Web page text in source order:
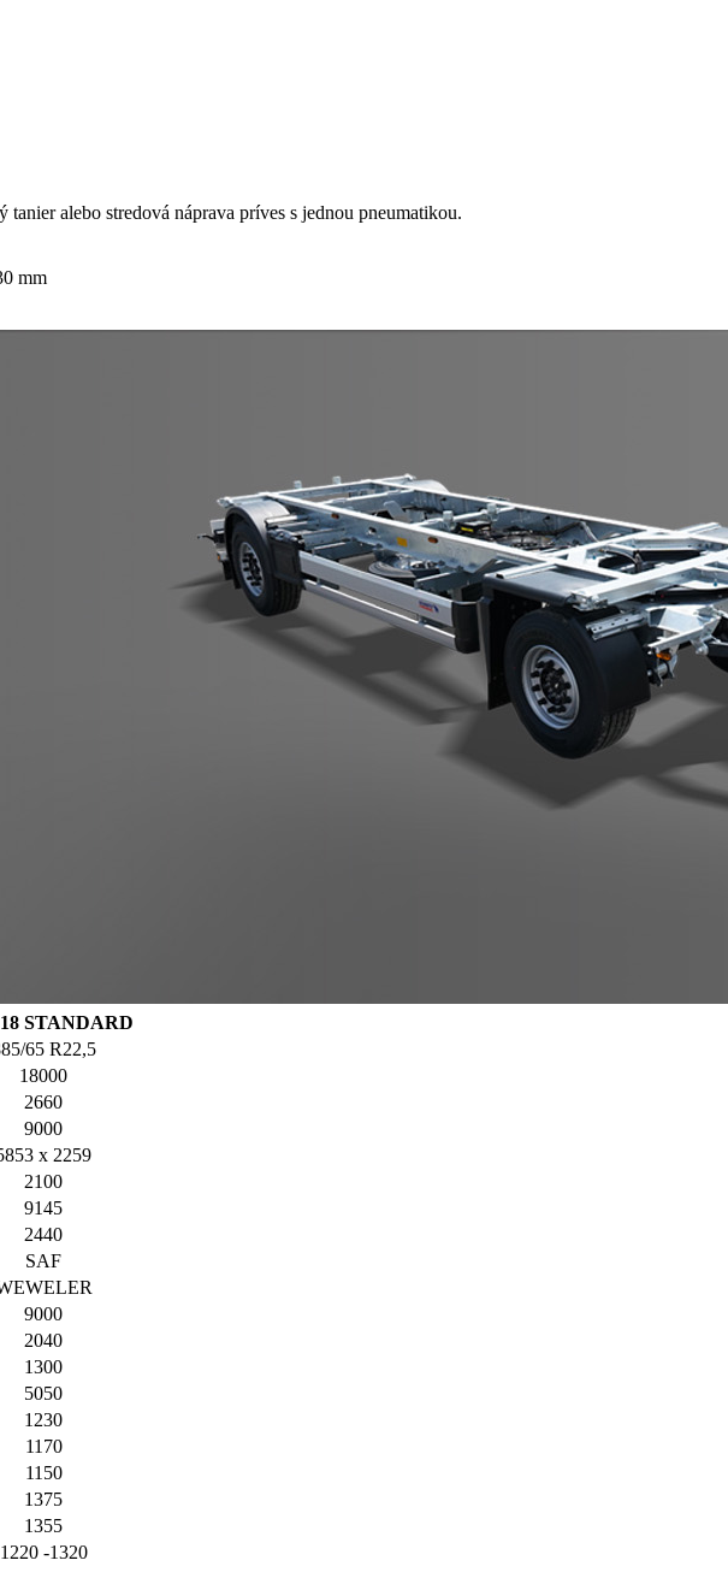
alebo stredová náprava príves s jednou pneumatikou.
mm
STANDARD
65 R22,5
18000
2660
9000
x 2259
2100
9145
2440
SAF
9000
2040
1300
5050
1230
1170
1150
1375
1355
1220 -1320